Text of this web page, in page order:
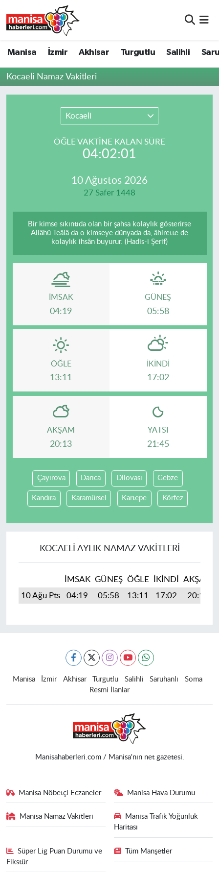
Manisa İzmir Akhisar Turgutlu Salihli
Kocaeli Namaz Vakitleri
Kocaeli
ÖĞLE VAKTİNE KALAN SÜRE
04:02:01
10 Ağustos 2026
27 Safer 1448
Bir kimse sıkıntıda olan bir şahsa kolaylık gösterirse
Allâhü Teâlâ da o kimseye dünyada da, âhirette de
kolaylık ihsân buyurur. (Hadis-i Şerif)
İMSAK
04:19
GÜNEŞ
05:58
ÖĞLE
13:11
İKINDI
17:02
AKŞAM
20:13
YATSI
21:45
Çayırova Darıca Dilovası Gebze
Kandıra Karamürsel Kartepe Körfez
KOCAELI AYLIK NAMAZ VAKITLERI
İMSAK GÜNEŞ ÖĞLE İKINDI AKŞAM
10 Ağu Pts
04:19 05:58 13:11 17:02 20:13
Manisa İzmir Akhisar Turgutlu Salihli Saruhanlı
Soma
Resmi İlanlar
Manisahaberleri.com / Manisa'nın net gazetesi.
Manisa Nöbetçi Eczaneler Manisa Hava Durumu
Manisa Namaz Vakitleri
Manisa Trafik Yoğunluk
Haritası
Süper Lig Puan Durumu ve
Fikstür
Tüm Manşetler
Akhisar
Resmi İlanlar
Manisa Nöbetçi Eczaneler
Manisa Namaz Vakitleri
Manisa Trafik Yoğunluk Haritası
Süper Lig Puan Durumu ve Fikstür
Son Dakika Haberleri
Haber Arşivi